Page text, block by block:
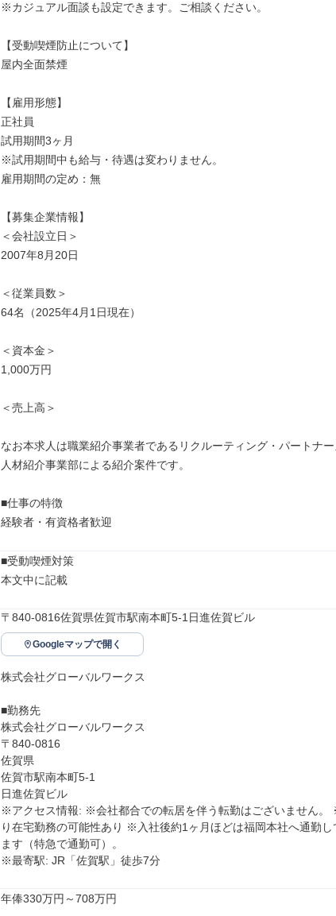
※カジュアル面談も設定できます。ご相談ください。
【受動喫煙防止について】
屋内全面禁煙
【雇用形態】
正社員
試用期間3ヶ月
※試用期間中も給与・待遇は変わりません。
雇用期間の定め：無
【募集企業情報】
＜会社設立日＞
2007年8月20日
＜従業員数＞
64名（2025年4月1日現在）
＜資本金＞
1,000万円
＜売上高＞
なお本求人は職業紹介事業者であるリクルーティング・パートナ
人材紹介事業部による紹介案件です。
■仕事の特徴
経験者・有資格者歓迎
■受動喫煙対策
本文中に記載
〒840-0816佐賀県佐賀市駅南本町5-1日進佐賀ビル
Googleマップで開く
株式会社グローバルワークス
■勤務先
株式会社グローバルワークス
〒840-0816
佐賀県
佐賀市駅南本町5-1
日進佐賀ビル
※アクセス情報: ※会社都合での転居を伴う転勤はございません。
り在宅勤務の可能性あり ※入社後約1ヶ月ほどは福岡本社へ通勤し
ます（特急で通勤可）。
※最寄駅: JR「佐賀駅」徒歩7分
年俸330万円～708万円